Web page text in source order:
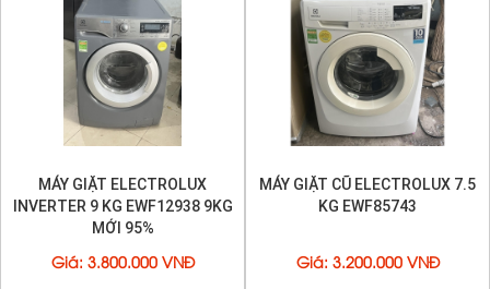
MÁY GIẶT ELECTROLUX
INVERTER 9 KG EWF12938 9KG
MỚI 95%
Giá : 3.800.000 VNĐ
MÁY GIẶT CŨ ELECTROLUX 7.5
KG EWF85743
Giá : 3.200.000 VNĐ